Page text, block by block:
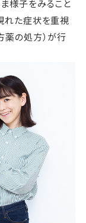
様子をみること
れた症状を重視
薬の処方）が行